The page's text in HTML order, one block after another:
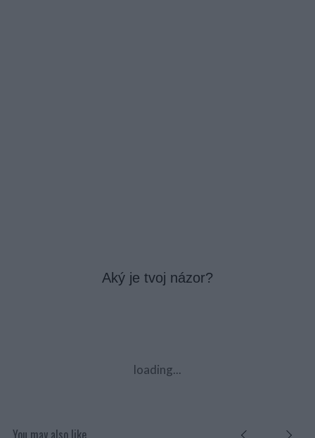
Aký je tvoj názor?
loading...
You may also like